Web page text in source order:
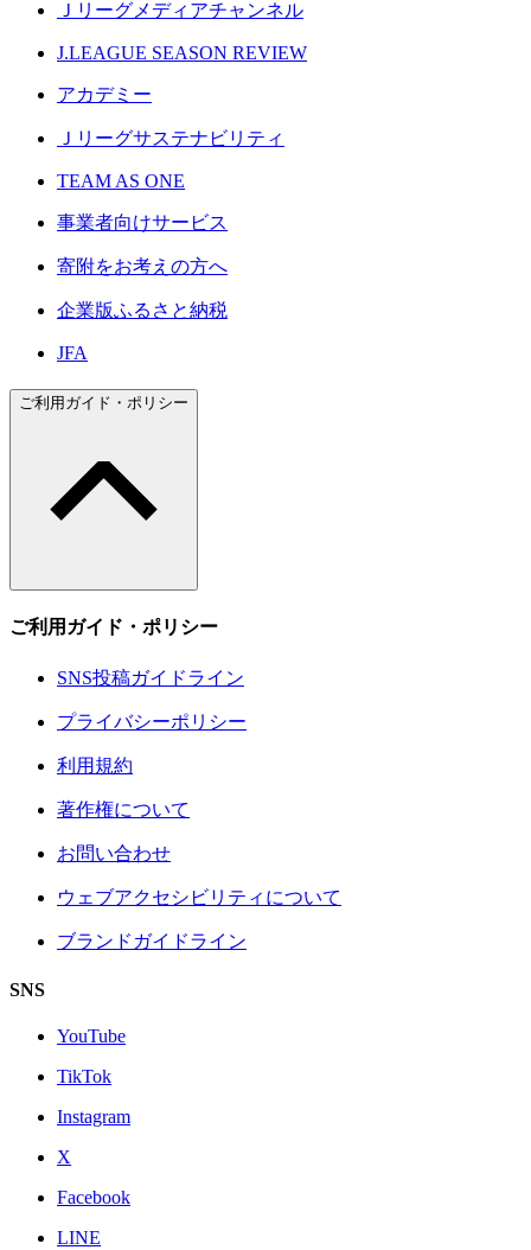
Ｊリーグメディアチャンネル
J.LEAGUE SEASON REVIEW
アカデミー
Ｊリーグサステナビリティ
TEAM AS ONE
事業者向けサービス
寄附をお考えの方へ
企業版ふるさと納税
JFA
ご利用ガイド・ポリシー
ご利用ガイド・ポリシー
SNS投稿ガイドライン
プライバシーポリシー
利用規約
著作権について
お問い合わせ
ウェブアクセシビリティについて
ブランドガイドライン
SNS
YouTube
TikTok
Instagram
X
Facebook
LINE